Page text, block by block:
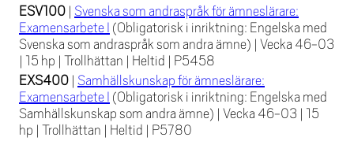
ESV100 | Svenska som andraspråk för ämneslärare:
Examensarbete I (Obligatorisk i inriktning: Engelska med
Svenska som andraspråk som andra ämne) | Vecka 46-03
| 15 hp | Trollhättan | Heltid | P5458
EXS400 | Samhällskunskap för ämneslärare:
Examensarbete I (Obligatorisk i inriktning: Engelska med
Samhällskunskap som andra ämne) | Vecka 46-03 | 15
hp | Trollhättan | Heltid | P5780